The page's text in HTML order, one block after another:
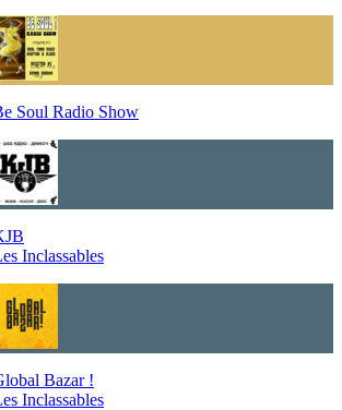
Soul Radio Show
Inclassables
Bazar !
Inclassables